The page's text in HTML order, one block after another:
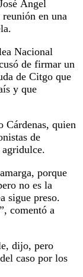
Ángel
en una
Nacional
de firmar un
de Citgo que
y que
Cárdenas, quien
de
porque
no es la
sigue preso.
comentó a
dijo, pero
caso por los